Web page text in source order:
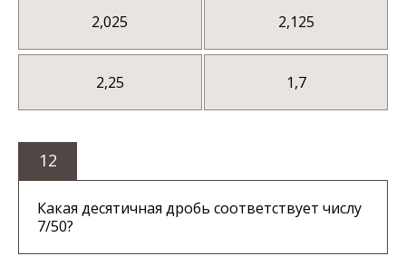
2,025 2,125
2,25 1,7
12
Какая десятичная дробь соответствует числу
7/50?